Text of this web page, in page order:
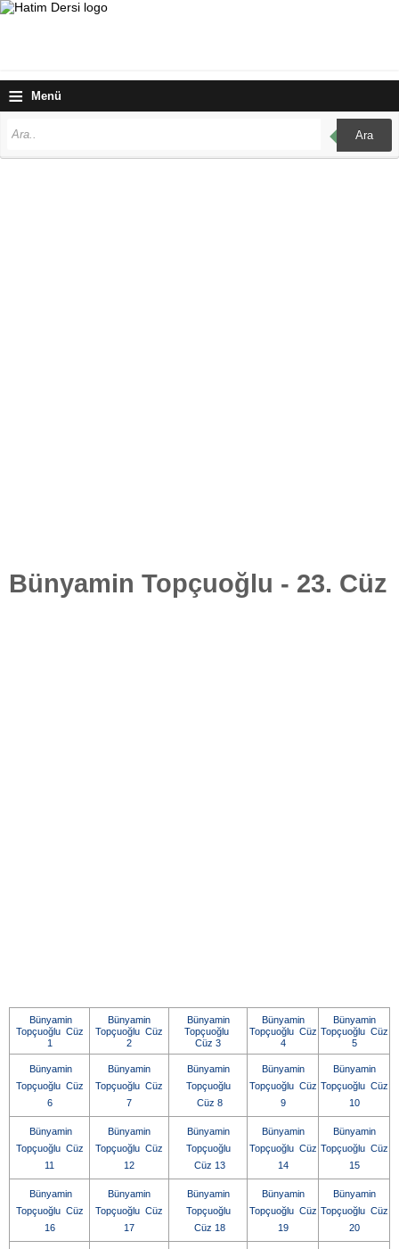
≡ Menü
Ara
Bünyamin Topçuoğlu - 23. Cüz
Bünyamin
Topçuoğlu Cüz
1
Bünyamin
Topçuoğlu Cüz
2
Bünyamin
Topçuoğlu
Cüz 3
Bünyamin
Topçuoğlu Cüz
4
Bünyamin
Topçuoğlu Cüz
5
Bünyamin
Topçuoğlu Cüz
6
Bünyamin
Topçuoğlu Cüz
7
Bünyamin
Topçuoğlu
Cüz 8
Bünyamin
Topçuoğlu Cüz
9
Bünyamin
Topçuoğlu Cüz
10
Bünyamin
Topçuoğlu Cüz
11
Bünyamin
Topçuoğlu Cüz
12
Bünyamin
Topçuoğlu
Cüz 13
Bünyamin
Topçuoğlu Cüz
14
Bünyamin
Topçuoğlu Cüz
15
Bünyamin
Topçuoğlu Cüz
16
Bünyamin
Topçuoğlu Cüz
17
Bünyamin
Topçuoğlu
Cüz 18
Bünyamin
Topçuoğlu Cüz
19
Bünyamin
Topçuoğlu Cüz
20